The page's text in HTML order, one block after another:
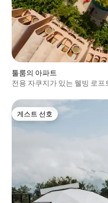
툴룸의 아파트
전용 자쿠지가 있는 웰빙 로
게스트 선호
게스트 선호